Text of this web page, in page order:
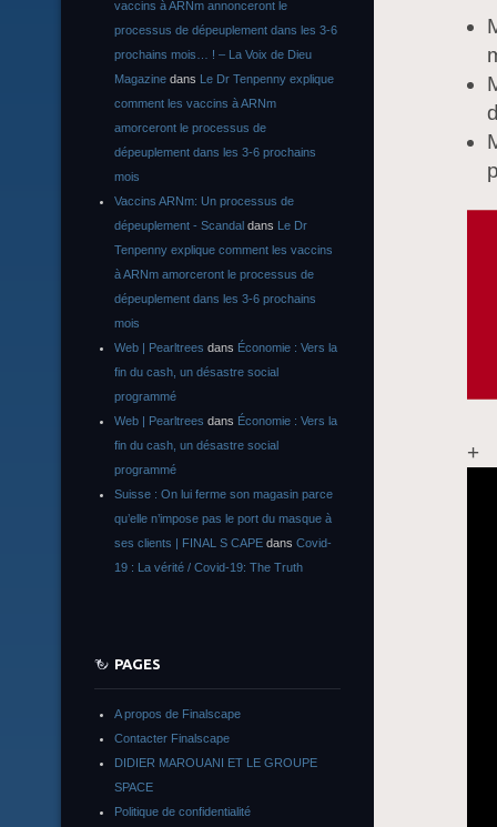
+
vaccins à ARNm annonceront le
processus de dépeuplement dans les 3-6
prochains mois… ! – La Voix de Dieu
Magazine dans Le Dr Tenpenny explique
comment les vaccins à ARNm
amorceront le processus de
dépeuplement dans les 3-6 prochains
mois
Vaccins ARNm: Un processus de
dépeuplement - Scandal dans Le Dr
Tenpenny explique comment les vaccins
à ARNm amorceront le processus de
dépeuplement dans les 3-6 prochains
mois
Web | Pearltrees dans Économie : Vers la
fin du cash, un désastre social
programmé
Web | Pearltrees dans Économie : Vers la
fin du cash, un désastre social
programmé
Suisse : On lui ferme son magasin parce
qu’elle n’impose pas le port du masque à
ses clients | FINAL S CAPE dans Covid-
19 : La vérité / Covid-19: The Truth
PAGES
A propos de Finalscape
Contacter Finalscape
DIDIER MAROUANI ET LE GROUPE
SPACE
Politique de confidentialité